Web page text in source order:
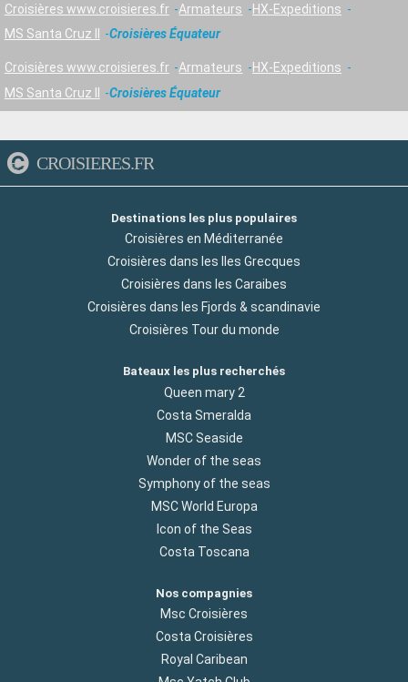
Croisières www.croisieres.fr Armateurs
HX-Expeditions
MS Santa Cruz II
Croisières Équateur
Croisières www.croisieres.fr Armateurs
HX-Expeditions
MS Santa Cruz II
Croisières Équateur
CROISIERES.FR
Destinations les plus populaires
Croisières en Méditerranée
Croisières dans les Iles Grecques
Croisières dans les Caraibes
Croisières dans les Fjords & scandinavie
Croisières Tour du monde
Bateaux les plus recherchés
Queen mary 2
Costa Smeralda
MSC Seaside
Wonder of the seas
Symphony of the seas
MSC World Europa
Icon of the Seas
Costa Toscana
Nos compagnies
Msc Croisières
Costa Croisières
Royal Caribean